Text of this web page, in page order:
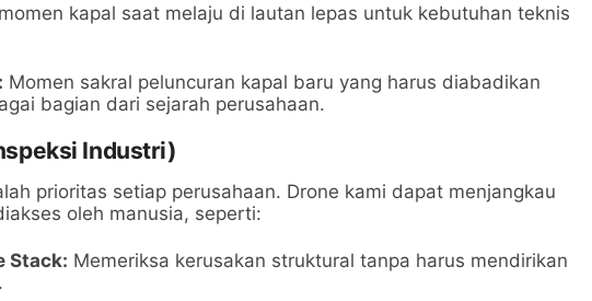
kapal saat melaju di lautan lepas untuk kebutuhan teknis
Momen sakral peluncuran kapal baru yang harus diabadikan
bagian dari sejarah perusahaan.
Industri)
prioritas setiap perusahaan. Drone kami dapat menjangkau
oleh manusia, seperti:
Stack: Memeriksa kerusakan struktural tanpa harus mendirikan